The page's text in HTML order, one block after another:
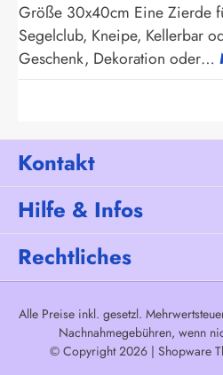
Größe 30x40cm Eine Zierde
Segelclub, Kneipe, Kellerbar
Geschenk, Dekoration oder…
Kontakt
Hilfe & Infos
Rechtliches
Alle Preise inkl. gesetzl.
Nachnahmegebühren, wenn
© Copyright 2026 | Shopware